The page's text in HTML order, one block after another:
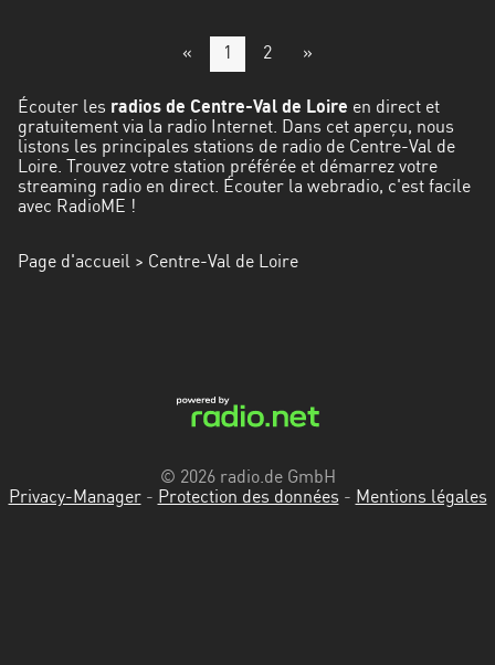
« 1 2 »
Écouter les radios de Centre-Val de Loire en direct et
gratuitement via la radio Internet. Dans cet aperçu, nous
listons les principales stations de radio de Centre-Val de
Loire. Trouvez votre station préférée et démarrez votre
streaming radio en direct. Écouter la webradio, c'est facile
avec RadioME !
Page d'accueil > Centre-Val de Loire
© 2026 radio.de GmbH
Privacy-Manager- Protection des données - Mentions légales